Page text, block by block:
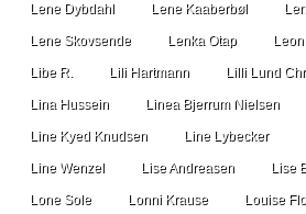
Lene Dybdahl Lene Kaaberbøl
Lene Skovsende Lenka Otap
Libe R. Lili Hartmann Lilli Lund
Lina Hussein Linea Bjerrum Nielsen
Line Kyed Knudsen Line Lybecker
Line Wenzel Lise Andreasen Lise
Lone Sole Lonni Krause Louise